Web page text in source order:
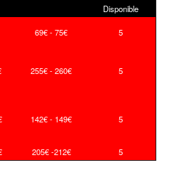
Disponible
69€ - 75€ 5
255€ - 260€ 5
142€ - 149€ 5
205€ -212€ 5